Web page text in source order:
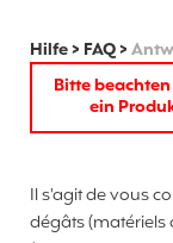
Hilfe> FAQ>
Bitte
ein
Il s'agit de vous
dégâts (matériels